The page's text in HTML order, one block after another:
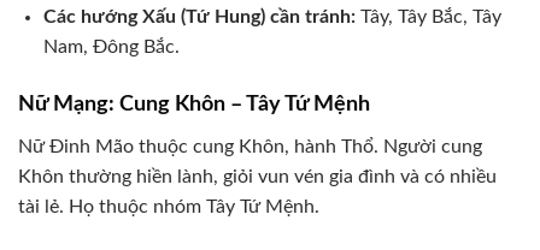
Các hướng Xấu (Tứ Hung) cần tránh:Tây, Tây Bắc, Tây
Nam, Đông Bắc.
Nữ Mạng: Cung Khôn – Tây Tứ Mệnh
Nữ Đinh Mão thuộc cung Khôn, hành Thổ. Người cung
Khôn thường hiền lành, giỏi vun vén gia đình và có nhiều
tài lẻ. Họ thuộc nhóm Tây Tứ Mệnh.